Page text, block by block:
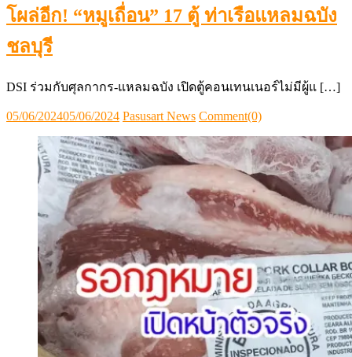
โผล่อีก! “หมูเถื่อน” 17 ตู้ ท่าเรือแหลมฉบัง
ชลบุรี
DSI ร่วมกับศุลกากร-แหลมฉบัง เปิดตู้คอนเทนเนอร์ไม่มีผู้แ […]
Posted
05/06/202405/06/2024 Author
Pasusart News Comment(0)